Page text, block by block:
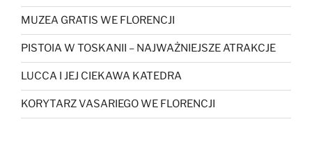
MUZEA GRATIS WE FLORENCJI
PISTOIA W TOSKANII – NAJWAŻNIEJSZE ATRAKCJE
LUCCA I JEJ CIEKAWA KATEDRA
KORYTARZ VASARIEGO WE FLORENCJI